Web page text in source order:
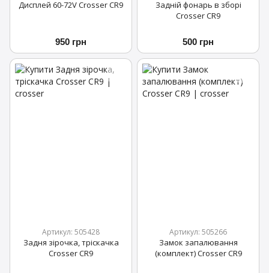
Дисплей 60-72V Crosser CR9
950 грн
Задній фонарь в зборі
Crosser CR9
500 грн
Артикул: 505428
Задня зірочка, тріскачка
Crosser CR9
Артикул: 505266
Замок запалювання
(комплект) Crosser CR9